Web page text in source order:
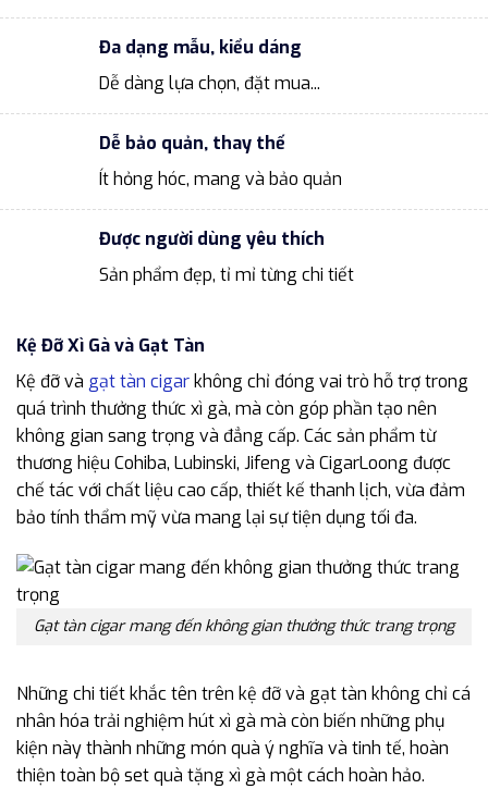
Đa dạng mẫu, kiểu dáng
Dễ dàng lựa chọn, đặt mua...
Dễ bảo quản, thay thế
Ít hỏng hóc, mang và bảo quản
Được người dùng yêu thích
Sản phẩm đẹp, tỉ mỉ từng chi tiết
Kệ Đỡ Xì Gà và Gạt Tàn
Kệ đỡ và gạt tàn cigarkhông chỉ đóng vai trò hỗ trợ trong
quá trình thưởng thức xì gà, mà còn góp phần tạo nên
không gian sang trọng và đẳng cấp. Các sản phẩm từ
thương hiệu Cohiba, Lubinski, Jifeng và CigarLoong được
chế tác với chất liệu cao cấp, thiết kế thanh lịch, vừa đảm
bảo tính thẩm mỹ vừa mang lại sự tiện dụng tối đa.
Gạt tàn cigar mang đến không gian thưởng thức trang trọng
Những chi tiết khắc tên trên kệ đỡ và gạt tàn không chỉ cá
nhân hóa trải nghiệm hút xì gà mà còn biến những phụ
kiện này thành những món quà ý nghĩa và tinh tế, hoàn
thiện toàn bộ set quà tặng xì gà một cách hoàn hảo.